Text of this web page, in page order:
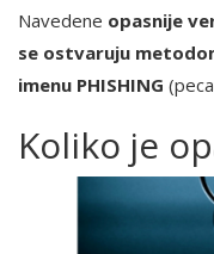
Navedene opasnije
se ostvaruju
imenu PHISHING
Koliko je